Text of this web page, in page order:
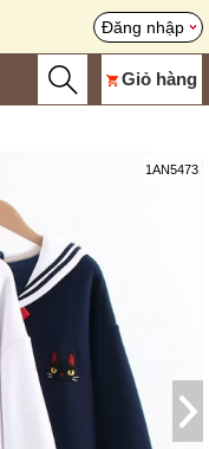
Đăng nhập
Giỏ hàng
1AN5473